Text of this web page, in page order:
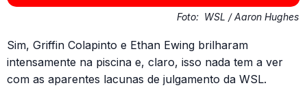
Foto: WSL / Aaron Hughes
Sim, Griffin Colapinto e Ethan Ewing brilharam
intensamente na piscina e, claro, isso nada tem a ver
com as aparentes lacunas de julgamento da WSL.